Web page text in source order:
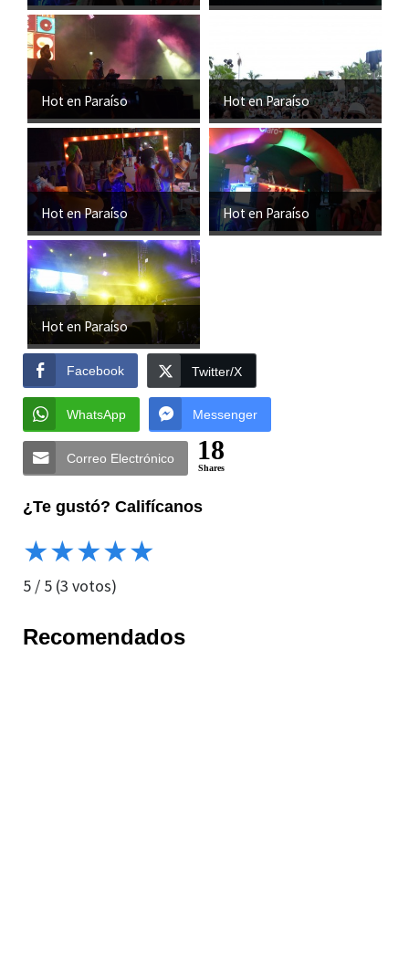
Hot en Paraíso Hot en Paraíso
Hot en Paraíso Hot en Paraíso
Hot en Paraíso
Facebook Twitter/X
WhatsApp Messenger
Correo Electrónico 18
Shares
¿Te gustó? Califícanos
★★★★★
5 / 5 (3 votos)
Recomendados